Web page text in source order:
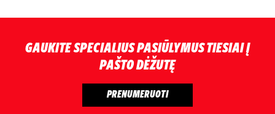
GAUKITE SPECIALIUS PASIŪLYMUS TIESIAI Į
PAŠTO DĖŽUTĘ